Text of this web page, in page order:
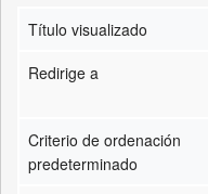
Título visualizado
Redirige a
Criterio de ordenación
predeterminado